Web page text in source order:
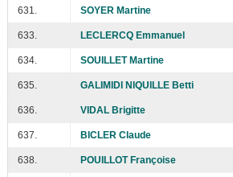
631. SOYER Martine
633. LECLERCQ Emmanuel
634. SOUILLET Martine
635. GALIMIDI NIQUILLE Betti
636. VIDAL Brigitte
637. BICLER Claude
638. POUILLOT Françoise